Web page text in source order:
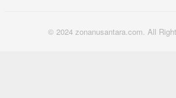
© 2024 zonanusantara.com. All